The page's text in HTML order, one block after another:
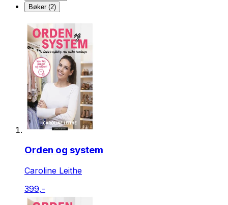
Bøker (2)
Orden og system
Caroline Leithe
399,-